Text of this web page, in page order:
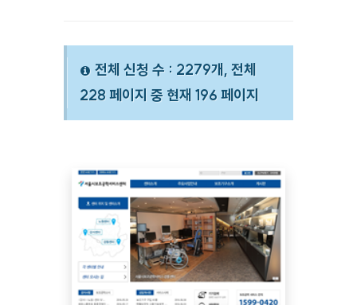
전체 신청 수 : 2279개, 전체
228 페이지 중 현재 196 페이지